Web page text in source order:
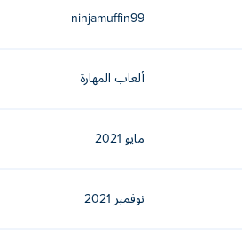
ninjamuffin99
ألعاب المهارة
مايو 2021
نوفمبر 2021